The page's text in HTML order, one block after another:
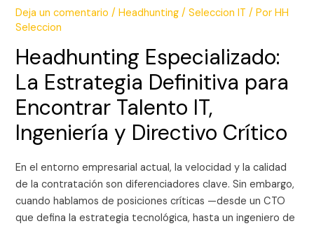
Deja un comentario /Headhunting / Seleccion IT / PorHH
Seleccion
Headhunting Especializado:
La Estrategia Definitiva para
Encontrar Talento IT,
Ingeniería y Directivo Crítico
En el entorno empresarial actual, la velocidad y la calidad
de la contratación son diferenciadores clave. Sin embargo,
cuando hablamos de posiciones críticas —desde un CTO
que defina la estrategia tecnológica, hasta un ingeniero de